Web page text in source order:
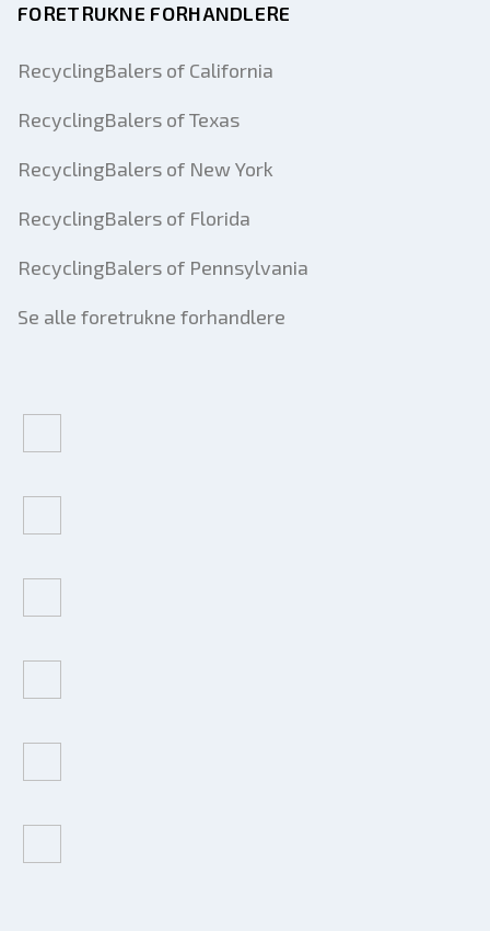
FORETRUKNE FORHANDLERE
RecyclingBalers of California
RecyclingBalers of Texas
RecyclingBalers of New York
RecyclingBalers of Florida
RecyclingBalers of Pennsylvania
Se alle foretrukne forhandlere